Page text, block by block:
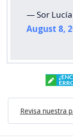
— Sor
August 8,
Revisa nuestra